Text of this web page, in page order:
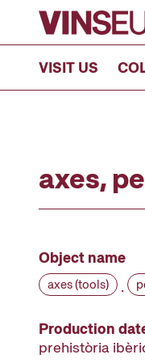
Go to content
VISIT US
axes,
Object name
axes (tools) ·
Production
prehistòria